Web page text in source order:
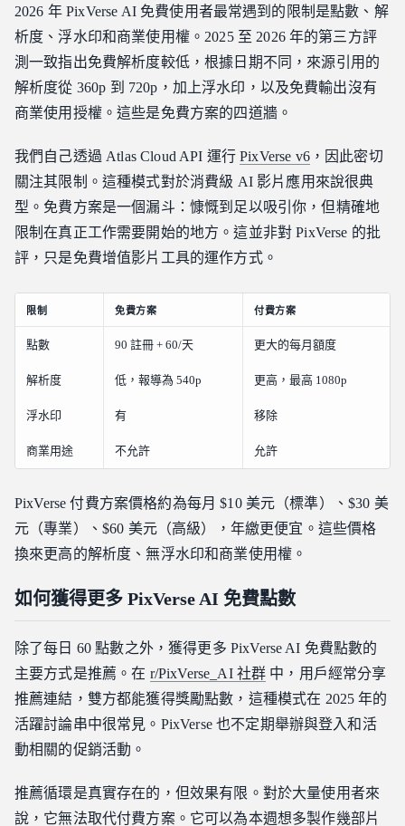
2026 年 PixVerse AI 免費使用者最常遇到的限制是點數、解
析度、浮水印和商業使用權。2025 至 2026 年的第三方評
測一致指出免費解析度較低，根據日期不同，來源引用的
解析度從 360p 到 720p，加上浮水印，以及免費輸出沒有
商業使用授權。這些是免費方案的四道牆。
我們自己透過 Atlas Cloud API 運行PixVerse v6，因此密切
關注其限制。這種模式對於消費級 AI 影片應用來說很典
型。免費方案是一個漏斗：慷慨到足以吸引你，但精確地
限制在真正工作需要開始的地方。這並非對 PixVerse 的批
評，只是免費增值影片工具的運作方式。
限制 免費方案 付費方案
點數 90 註冊 + 60/天 更大的每月額度
解析度 低，報導為 540p 更高，最高 1080p
浮水印 有 移除
商業用途 不允許 允許
PixVerse 付費方案價格約為每月 $10 美元（標準）、$30 美
元（專業）、$60 美元（高級），年繳更便宜。這些價格
換來更高的解析度、無浮水印和商業使用權。
如何獲得更多 PixVerse AI 免費點數
除了每日 60 點數之外，獲得更多 PixVerse AI 免費點數的
主要方式是推薦。在 r/PixVerse_AI 社群 中，用戶經常分享
推薦連結，雙方都能獲得獎勵點數，這種模式在 2025 年的
活躍討論串中很常見。PixVerse 也不定期舉辦與登入和活
動相關的促銷活動。
推薦循環是真實存在的，但效果有限。對於大量使用者來
說，它無法取代付費方案。它可以為本週想多製作幾部片